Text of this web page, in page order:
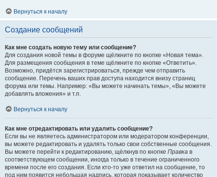
Вернуться к началу
Создание сообщений
Как мне создать новую тему или сообщение?
Для создания новой темы в форуме щёлкните по кнопке «Новая тема».
Для размещения сообщения в теме щёлкните по кнопке «Ответить».
Возможно, придётся зарегистрироваться, прежде чем отправить
сообщение. Перечень ваших прав доступа находится внизу страниц
форума или темы. Например: «Вы можете начинать темы», «Вы можете
добавлять вложения» и т.п.
Вернуться к началу
Как мне отредактировать или удалить сообщение?
Если вы не являетесь администратором или модератором конференции,
вы можете редактировать и удалять только свои собственные сообщения.
Вы можете перейти к редактированию, щёлкнув по кнопке Правка в
соответствующем сообщении, иногда только в течение ограниченного
времени после его создания. Если кто-то уже ответил на сообщение, то
под ним появится небольшая надпись, которая показывает количество